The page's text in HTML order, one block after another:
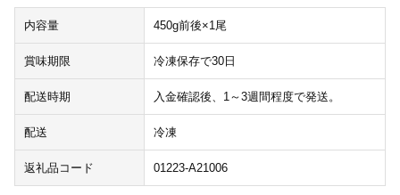
内容量 450g前後×1尾
賞味期限 冷凍保存で30日
配送時期 入金確認後、1～3週間程度で発送。
配送 冷凍
返礼品コード 01223-A21006